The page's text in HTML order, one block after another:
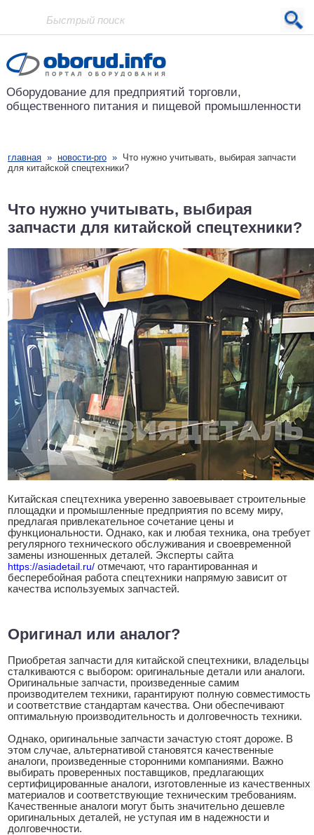
Проект основан в 2001 году
Оборудование для предприятий торговли,
общественного питания и пищевой промышленности
главная » новости-pro » Что нужно учитывать, выбирая запчасти
для китайской спецтехники?
Что нужно учитывать, выбирая
запчасти для китайской спецтехники?
Китайская спецтехника уверенно завоевывает строительные
площадки и промышленные предприятия по всему миру,
предлагая привлекательное сочетание цены и
функциональности. Однако, как и любая техника, она требует
регулярного технического обслуживания и своевременной
замены изношенных деталей. Эксперты сайта
https://asiadetail.ru/ отмечают, что гарантированная и
бесперебойная работа спецтехники напрямую зависит от
качества используемых запчастей.
Оригинал или аналог?
Приобретая запчасти для китайской спецтехники, владельцы
сталкиваются с выбором: оригинальные детали или аналоги.
Оригинальные запчасти, произведенные самим
производителем техники, гарантируют полную совместимость
и соответствие стандартам качества. Они обеспечивают
оптимальную производительность и долговечность техники.
Однако, оригинальные запчасти зачастую стоят дороже. В
этом случае, альтернативой становятся качественные
аналоги, произведенные сторонними компаниями. Важно
выбирать проверенных поставщиков, предлагающих
сертифицированные аналоги, изготовленные из качественных
материалов и соответствующие техническим требованиям.
Качественные аналоги могут быть значительно дешевле
оригинальных деталей, не уступая им в надежности и
долговечности.